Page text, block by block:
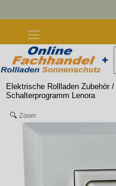
Elektrische Rollladen Zubehör /
Schalterprogramm Lenora
Zoom